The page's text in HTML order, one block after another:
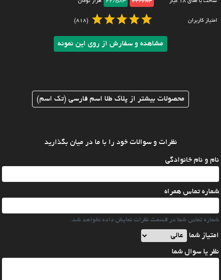
امتیاز کاربران (818)
مشاهده و سفارش از روی این نمونه
محصولات بیشتر از پلاک طلا اسم فارسی (تک اسم)
نظرات و سوالات خود را با ما در میان بگذارید
نام و نام خانوادگی
شماره تماس همراه
شماره تماس شما در قسمت نظرات نمایش داده نخواهد شد.
امتیاز شما
نظر یا سوال شما